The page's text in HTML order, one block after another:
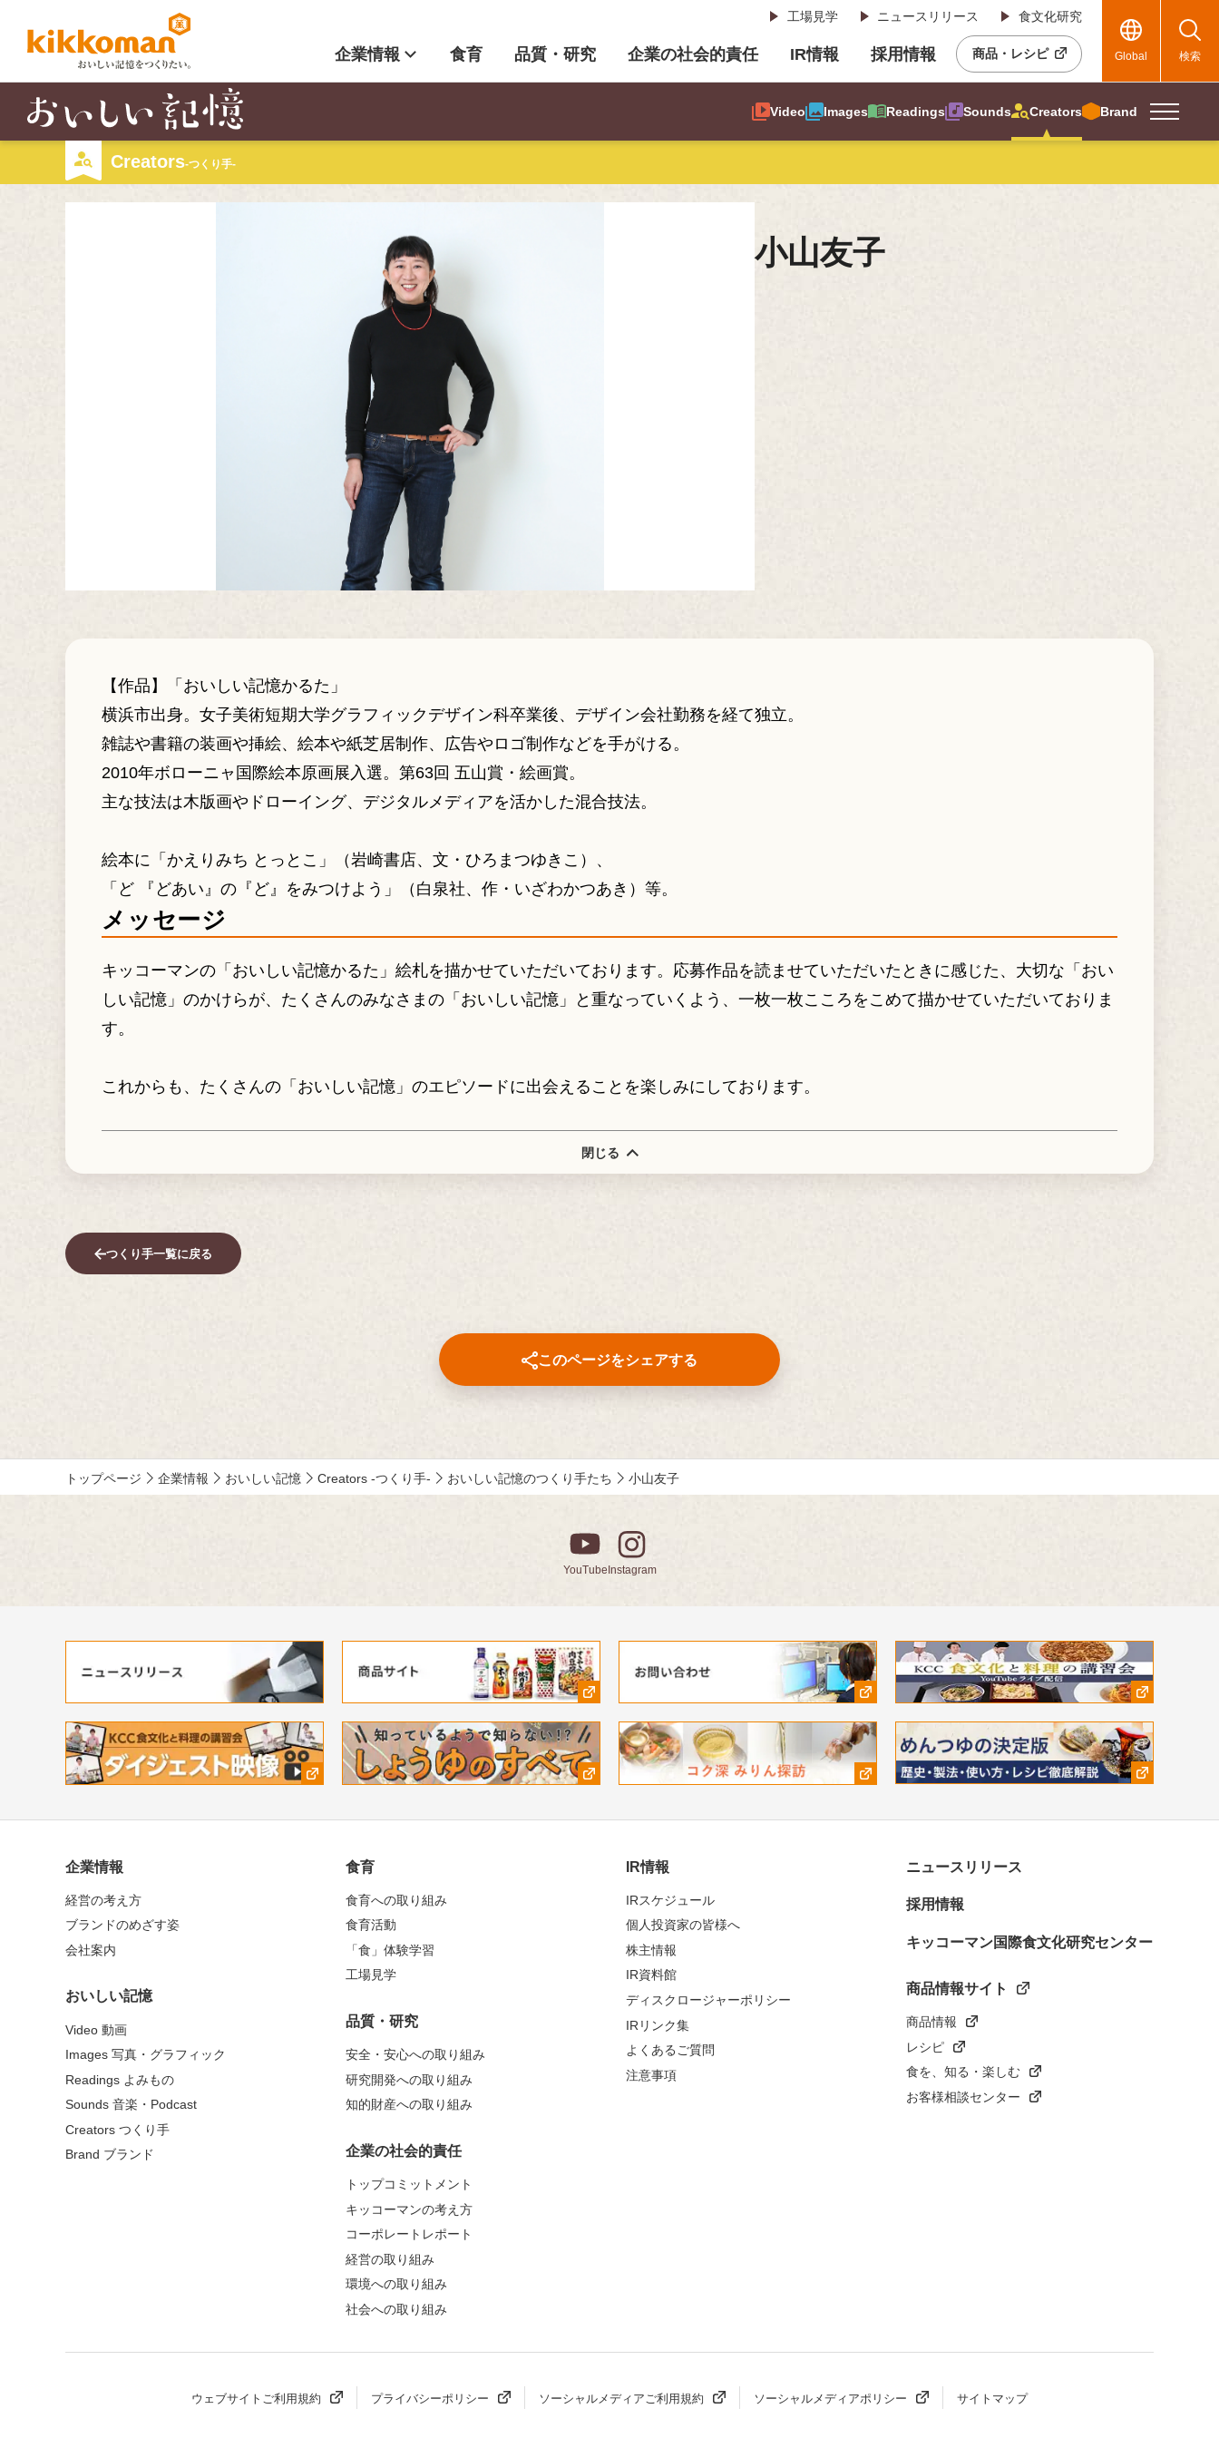
工場見学 ニュースリリース 食文化研究
企業情報 食育 品質・研究 企業の社会的責任 IR情報 採用情報 商品・レシピ Global 検索
Video Images Readings Sounds Creators Brand
Creators-つくり手-
小山友子
【作品】「おいしい記憶かるた」
横浜市出身。女子美術短期大学グラフィックデザイン科卒業後、デザイン会社勤務を経て独立。
雑誌や書籍の装画や挿絵、絵本や紙芝居制作、広告やロゴ制作などを手がける。
2010年ボローニャ国際絵本原画展入選。第63回 五山賞・絵画賞。
主な技法は木版画やドローイング、デジタルメディアを活かした混合技法。
絵本に「かえりみち とっとこ」（岩崎書店、文・ひろまつゆきこ）、
「ど 『どあい』の『ど』をみつけよう」（白泉社、作・いざわかつあき）等。
メッセージ
キッコーマンの「おいしい記憶かるた」絵札を描かせていただいております。応募作品を読ませていただいたときに感じた、大切な「おい
しい記憶」のかけらが、たくさんのみなさまの「おいしい記憶」と重なっていくよう、一枚一枚こころをこめて描かせていただいておりま
す。
これからも、たくさんの「おいしい記憶」のエピソードに出会えることを楽しみにしております。
閉じる
つくり手一覧に戻る
このページをシェアする
トップページ 企業情報 おいしい記憶 Creators -つくり手- おいしい記憶のつくり手たち 小山友子
YouTube Instagram
企業情報
経営の考え方
ブランドのめざす姿
会社案内
おいしい記憶
Video 動画
Images 写真・グラフィック
Readings よみもの
Sounds 音楽・Podcast
Creators つくり手
Brand ブランド
食育
食育への取り組み
食育活動
「食」体験学習
工場見学
品質・研究
安全・安心への取り組み
研究開発への取り組み
知的財産への取り組み
企業の社会的責任
トップコミットメント
キッコーマンの考え方
コーポレートレポート
経営の取り組み
環境への取り組み
社会への取り組み
IR情報
IRスケジュール
個人投資家の皆様へ
株主情報
IR資料館
ディスクロージャーポリシー
IRリンク集
よくあるご質問
注意事項
ニュースリリース
採用情報
キッコーマン国際食文化研究センター
商品情報サイト
商品情報
レシピ
食を、知る・楽しむ
お客様相談センター
ウェブサイトご利用規約 プライバシーポリシー ソーシャルメディアご利用規約 ソーシャルメディアポリシー サイトマップ